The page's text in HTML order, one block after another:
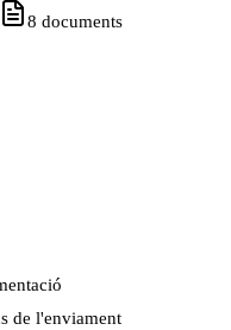
8 documents
de l'enviament